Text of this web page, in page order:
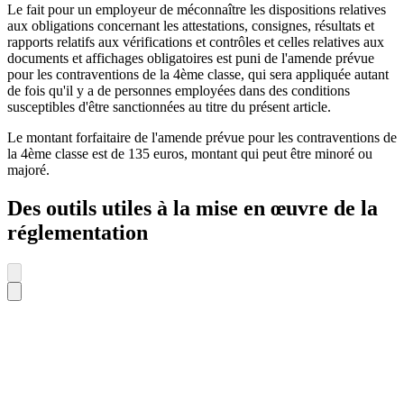
Le fait pour un employeur de méconnaître les dispositions relatives
aux obligations concernant les attestations, consignes, résultats et
rapports relatifs aux vérifications et contrôles et celles relatives aux
documents et affichages obligatoires est puni de l'amende prévue
pour les contraventions de la 4ème classe, qui sera appliquée autant
de fois qu'il y a de personnes employées dans des conditions
susceptibles d'être sanctionnées au titre du présent article.
Le montant forfaitaire de l'amende prévue pour les contraventions de
la 4ème classe est de 135 euros, montant qui peut être minoré ou
majoré.
Des outils utiles à la mise en œuvre de la
réglementation